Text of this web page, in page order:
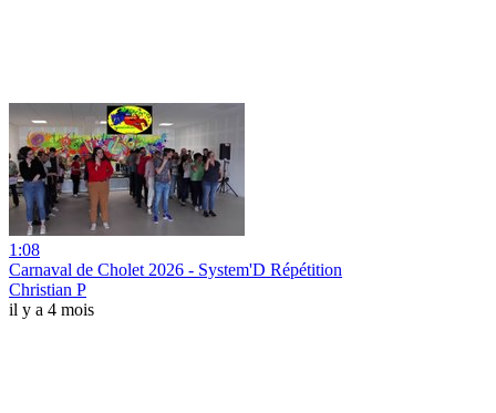
1:08
Carnaval de Cholet 2026 - System'D Répétition
Christian P
il y a 4 mois